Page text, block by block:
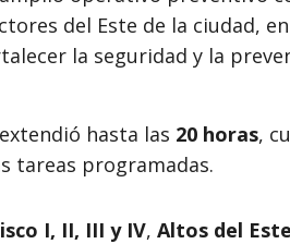
del Este de la ciudad,
la seguridad y la
hasta las 20 horas,
tareas programadas.
I, II, III y IV, Altos del Este